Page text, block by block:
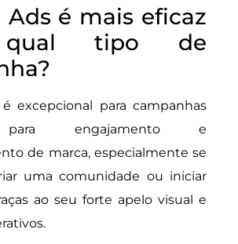
Ads é mais eficaz
qual tipo de
excepcional para campanhas
para engajamento e
de marca, especialmente se
uma comunidade ou iniciar
ao seu forte apelo visual e